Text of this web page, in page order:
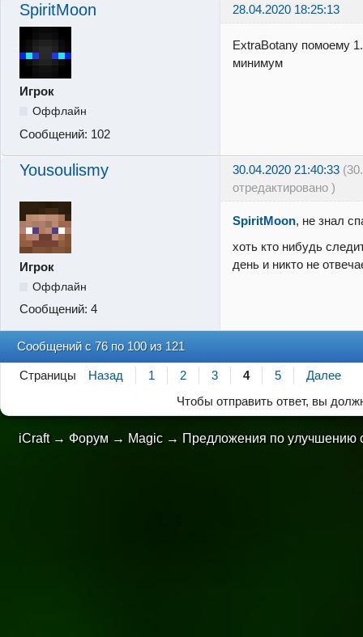
SpiritMoon 28.04.2020 18:25:13
Игрок
Оффлайн
Сообщений: 102
ExtraBotany помоему
минимум
Yousoulismy 30.04.2020 21:40:33
отредактировано )
Игрок
Оффлайн
Сообщений: 4
SpiritMoon, не знал
хоть кто нибудь
день и никто не
Сообщений с 76 по 100 из 121
Страницы Назад 1 2 3 4 5
Далее
Чтобы отправить ответ, вы
iCraft → Форум → Magic → Предложения по улучшению